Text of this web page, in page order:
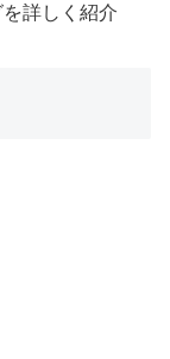
詳しく紹介